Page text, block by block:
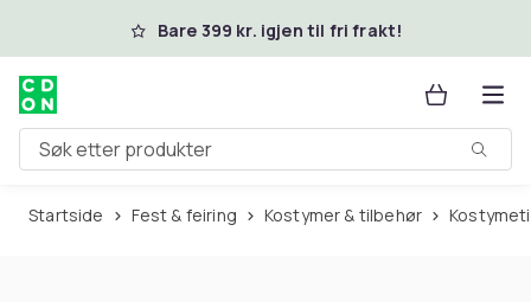
Hopp til hovedinnholdBare 399 kr. igjen til fri frakt!
Søk etter produkter
Startside Fest & feiring Kostymer & tilbehør